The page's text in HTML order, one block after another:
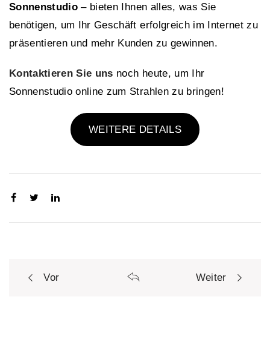
Sonnenstudio – bieten Ihnen alles, was Sie
benötigen, um Ihr Geschäft erfolgreich im Internet zu
präsentieren und mehr Kunden zu gewinnen.
Kontaktieren Sie uns noch heute, um Ihr
Sonnenstudio online zum Strahlen zu bringen!
WEITERE DETAILS
Vor Weiter